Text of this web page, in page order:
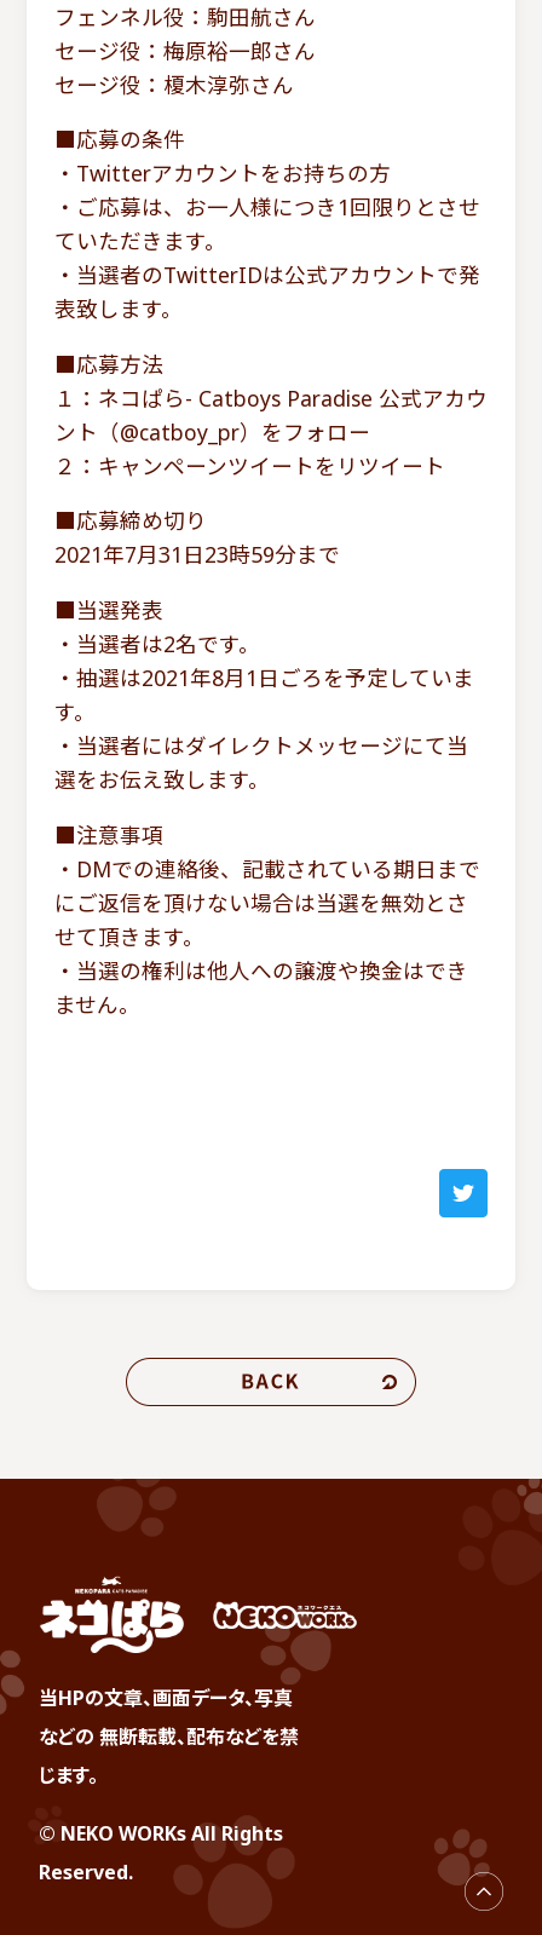
フェンネル役：駒田航さん
セージ役：梅原裕一郎さん
セージ役：榎木淳弥さん
■応募の条件
・Twitterアカウントをお持ちの方
・ご応募は、お一人様につき1回限りとさせ
ていただきます。
・当選者のTwitterIDは公式アカウントで発
表致します。
■応募方法
１：ネコぱら- Catboys Paradise 公式アカウ
ント（@catboy_pr）をフォロー
２：キャンペーンツイートをリツイート
■応募締め切り
2021年7月31日23時59分まで
■当選発表
・当選者は2名です。
・抽選は2021年8月1日ごろを予定していま
す。
・当選者にはダイレクトメッセージにて当
選をお伝え致します。
■注意事項
・DMでの連絡後、記載されている期日まで
にご返信を頂けない場合は当選を無効とさ
せて頂きます。
・当選の権利は他人への譲渡や換金はでき
ません。
当HPの文章、画面データ、写真
などの 無断転載、配布などを禁
じます。
© NEKO WORKs All Rights
Reserved.